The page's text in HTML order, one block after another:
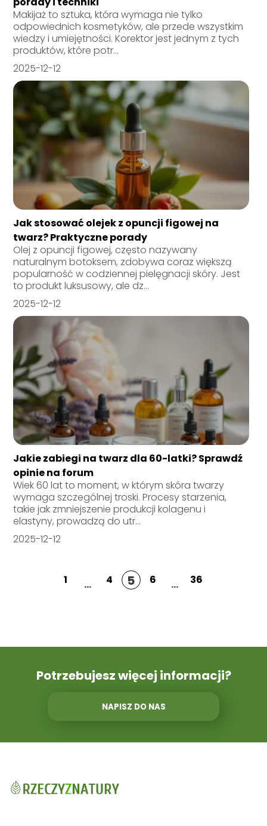
Makijaż to sztuka, która wymaga nie tylko
odpowiednich kosmetyków, ale przede wszystkim
wiedzy i umiejętności. Korektor jest jednym z tych
produktów, które potr...
2025-12-12
Jak stosować olejek z opuncji figowej na
twarz? Praktyczne porady
Olej z opuncji figowej, często nazywany
naturalnym botoksem, zdobywa coraz większą
popularność w codziennej pielęgnacji skóry. Jest
to produkt luksusowy, ale dz...
2025-12-12
Jakie zabiegi na twarz dla 60-latki? Sprawdź
opinie na forum
Wiek 60 lat to moment, w którym skóra twarzy
wymaga szczególnej troski. Procesy starzenia,
takie jak zmniejszenie produkcji kolagenu i
elastyny, prowadzą do utr...
2025-12-12
1 ... 4 5 6 ... 36
Potrzebujesz więcej informacji?
NAPISZ DO NAS